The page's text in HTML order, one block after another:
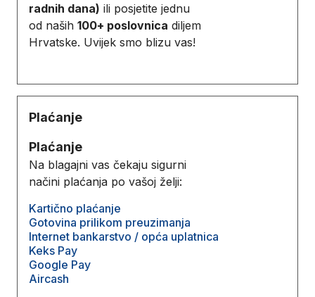
radnih dana) ili posjetite jednu
od naših 100+ poslovnica diljem
Hrvatske. Uvijek smo blizu vas!
Plaćanje
Plaćanje
Na blagajni vas čekaju sigurni
načini plaćanja po vašoj želji:
Kartično plaćanje
Gotovina prilikom preuzimanja
Internet bankarstvo / opća uplatnica
Keks Pay
Google Pay
Aircash